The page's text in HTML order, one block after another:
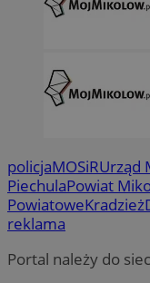
policjaMOSiRUrząd
PiechulaPowiat
PowiatoweKradzież
reklama
Portal należy do